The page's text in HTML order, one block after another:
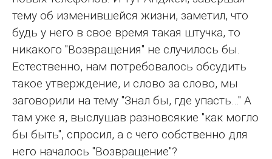
тему об изменившейся жизни, заметил, что
будь у него в свое время такая штучка, то
никакого "Возвращения" не случилось бы.
Естественно, нам потребовалось обсудить
такое утверждение, и слово за слово, мы
заговорили на тему "Знал бы, где упасть…" А
там уже я, выслушав разновсякие "как могло
бы быть", спросил, а с чего собственно для
него началось "Возвращение"?